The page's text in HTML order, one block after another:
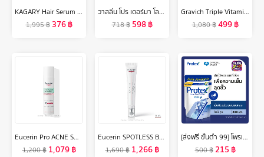
KAGARY Hair Serum Multi-Peptide Serum For Hair Density 30ml เซรั่ม ลดผมร่วง เพิ่มผมใหม่ บำรุงผม เซรั่มบำรุงผม
1,995฿ 376฿
วาสลีน โปร เดอร์มา โลชั่น บอดี้แอมพูล เข้มข้นเหมือนเซรั่มผิวหน้า 250 มล. Vaseline Proderma Body Lotion 250 ml.
718฿ 598฿
Gravich Triple Vitamin C Booster Serum + Triple Vitamin C Booster Cream Set
1,080฿499฿
Eucerin Pro ACNE SOLUTION TRIPLE EFFECT SERUM 40 ML ยูเซอริน โปร แอคเน่ โซลูชั่น ทริปเปิล เอฟเฟค เซรั่ม 40มล.
1,200฿ 1,079฿
Eucerin SPOTLESS BRIGHTENING DARK EYE CIRCLE CORRECTOR 15 ML ยูเซอริน สปอตเลส ไบรท์เทนนิ่ง ดาร์ก อาย เซอร์เคิล คอร์เรคเตอร์ 15 มล.
1,690฿ 1,266฿
[ส่งฟรี ขั้นต่ำ 99] โพรเทคส์ ไอซ์ซี่ คูล ถุงเติม 400 มล. รวม 4 ถุง ให้ความรู้สึกเย็นสดชื่นสุดขั้ว (เจลอาบน้ำ, สบู่อาบน้ำ) Protex Icy Cool Refill 400ml Total 4 Bags For the Power of Cooliness (Shower Gel, Body Wash)
500฿215 ฿